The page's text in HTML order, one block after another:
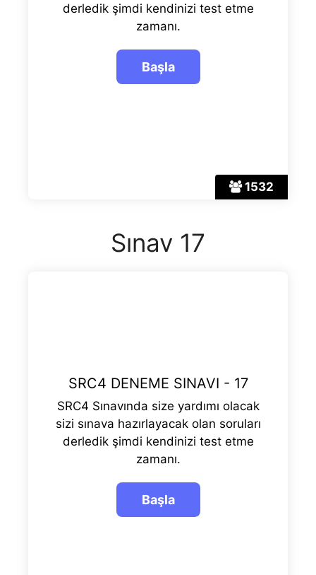
1532
derledik şimdi kendinizi test etme
zamanı.
Sınav 17
SRC4 DENEME SINAVI - 17
SRC4 Sınavında size yardımı olacak
sizi sınava hazırlayacak olan soruları
derledik şimdi kendinizi test etme
zamanı.